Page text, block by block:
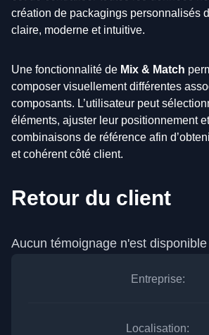
création de packagings personnalisés
claire, moderne et intuitive.
Une fonctionnalité de Mix & Match
composer visuellement différentes
composants. L’utilisateur peut
éléments, ajuster leur positionnement
combinaisons de référence afin
et cohérent côté client.
Retour du client
Aucun témoignage n'est
Entreprise:
Localisation: